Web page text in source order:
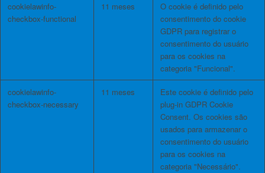
cookielawinfo-
checkbox-functional
11 meses
O cookie é definido pelo
consentimento do cookie
GDPR para registrar o
consentimento do usuário
para os cookies na
categoria "Funcional".
cookielawinfo-
checkbox-necessary
11 meses
Este cookie é definido pelo
plug-in GDPR Cookie
Consent. Os cookies são
usados ​​para armazenar o
consentimento do usuário
para os cookies na
categoria "Necessário".